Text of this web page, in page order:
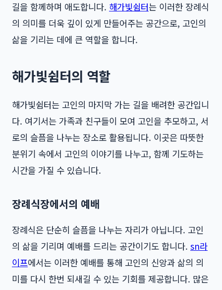
길을 함께하며 애도합니다. 해가빛쉼터는 이러한 장례식
의 의미를 더욱 깊이 있게 만들어주는 공간으로, 고인의
삶을 기리는 데에 큰 역할을 합니다.
해가빛쉼터의 역할
해가빛쉼터는 고인의 마지막 가는 길을 배려한 공간입니
다. 여기서는 가족과 친구들이 모여 고인을 추모하고, 서
로의 슬픔을 나누는 장소로 활용됩니다. 이곳은 따뜻한
분위기 속에서 고인의 이야기를 나누고, 함께 기도하는
시간을 가질 수 있습니다.
장례식장에서의 예배
장례식은 단순히 슬픔을 나누는 자리가 아닙니다. 고인
의 삶을 기리며 예배를 드리는 공간이기도 합니다. sn라
이프에서는 이러한 예배를 통해 고인의 신앙과 삶의 의
미를 다시 한번 되새길 수 있는 기회를 제공합니다. 많은